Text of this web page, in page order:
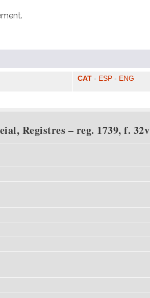
CAT - ESP - ENG
Registres – reg. 1739, f. 32v